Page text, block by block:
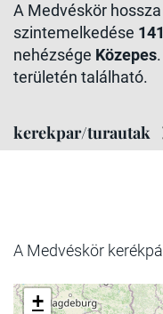
A Medvéskör hossza
szintemelkedése
nehézsége Közepes
területén található.
kerekpar/turautak
A Medvéskör
+